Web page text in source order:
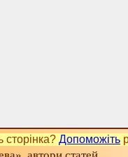
Допоможіть